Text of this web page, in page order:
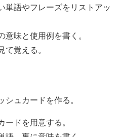
単語やフレーズをリストアッ
意味と使用例を書く。
て覚える。
ュカードを作る。
ードを用意する。